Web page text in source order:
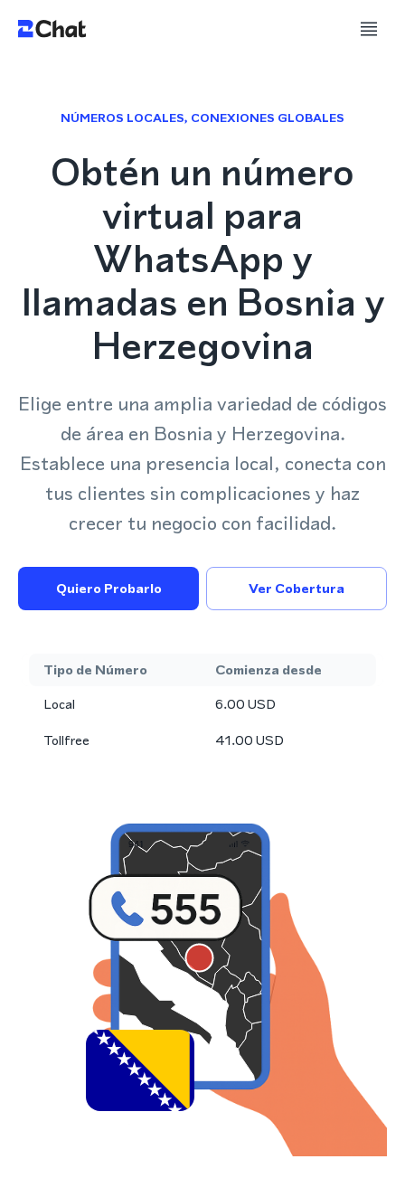
NÚMEROS LOCALES, CONEXIONES GLOBALES
Obtén un número
virtual para
WhatsApp y
llamadas en Bosnia y
Herzegovina
Elige entre una amplia variedad de códigos
de área en Bosnia y Herzegovina.
Establece una presencia local, conecta con
tus clientes sin complicaciones y haz
crecer tu negocio con facilidad.
Quiero Probarlo Ver Cobertura
Tipo de Número
Comienza desde
Local
6.00USD
Tollfree
41.00USD